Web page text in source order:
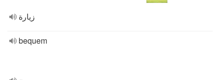
زيارة
bequem